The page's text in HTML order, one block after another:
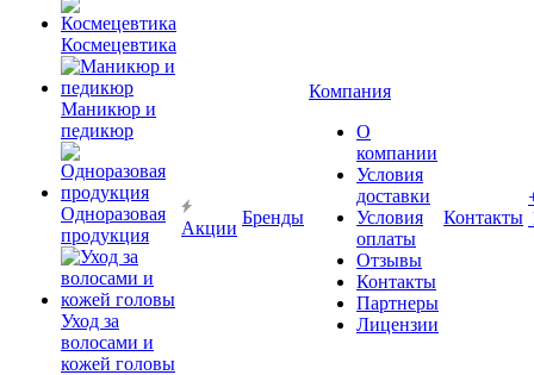
Космецевтика
Маникюр и
педикюр
Одноразовая
продукция
Уход за
волосами и
кожей головы
Акции
Бренды
Компания
О
компании
Условия
доставки
Условия
оплаты
Отзывы
Контакты
Партнеры
Лицензии
Контакты